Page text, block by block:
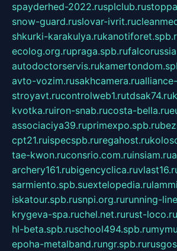
spayderhed-2022.rusplclub.ru
snow-guard.ruslovar-ivrit.ru
shkurki-karakulya.ru
ecolog.org.rupraga.spb.ru
autodoctorservis.ru
avto-vozim.rusakhcamera.ru
stroyavt.rucontrolweb1.rutdsak74.ru
kvotka.ruiron-snab.rucosta-bella.ru
associaciya39.ruprimexpo.spb.ru
cpt21.ruispecspb.ruregahost.ru
tae-kwon.ruconsrio.com.ruinsiam.ru
archery161.rubigencyclica.ru
sarmiento.spb.suextelopedia.ru
iskatour.spb.rusnpi.org.rurunning-
krygeva-spa.ruchel.net.rurust-loco.ru
hl-beta.spb.ruschool494.spb.ru
epoha-metalband.rungr.spb.ru